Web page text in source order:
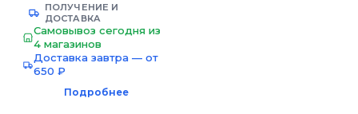
ПОЛУЧЕНИЕ И
ДОСТАВКА
Самовывоз сегодня из
4 магазинов
Доставка завтра — от
650 ₽
Подробнее